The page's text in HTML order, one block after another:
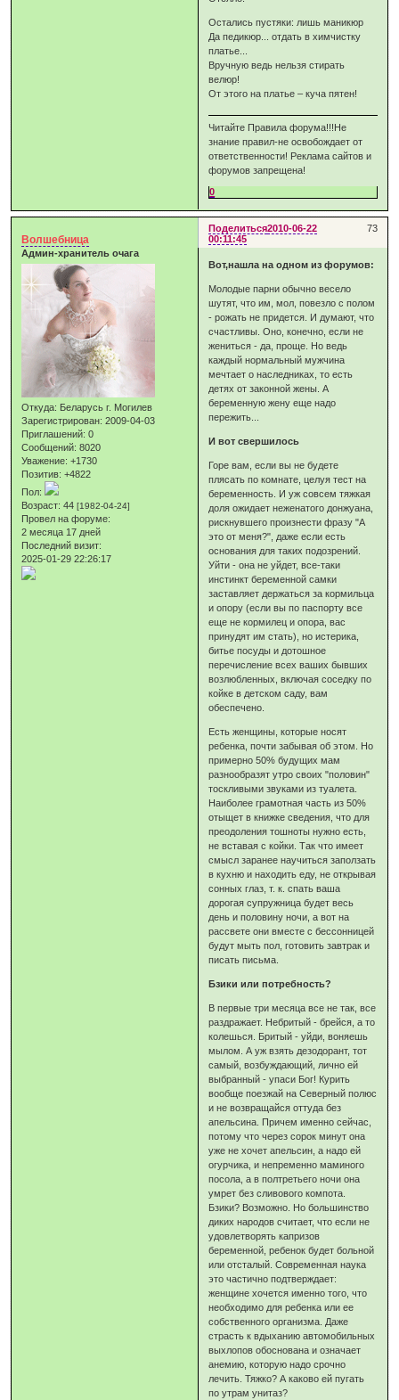
Остались пустяки: лишь маникюр
Да педикюр... отдать в химчистку
платье...
Вручную ведь нельзя стирать
велюр!
От этого на платье – куча пятен!
Читайте Правила форума!!!Не
знание правил-не освобождает от
ответственности! Реклама сайтов и
форумов запрещена!
0
Поделиться 73
2010-06-22
00:11:45
Волшебница
Админ-хранитель очага
Откуда: Беларусь г. Могилев
Зарегистрирован: 2009-04-03
Приглашений: 0
Сообщений: 8020
Уважение: +1730
Позитив: +4822
Пол:
Возраст: 44[1982-04-24]
Провел на форуме:
2 месяца 17 дней
Последний визит:
2025-01-29 22:26:17
Вот,нашла на одном из форумов:
Молодые парни обычно весело
шутят, что им, мол, повезло с полом
- рожать не придется. И думают, что
счастливы. Оно, конечно, если не
жениться - да, проще. Но ведь
каждый нормальный мужчина
мечтает о наследниках, то есть
детях от законной жены. А
беременную жену еще надо
пережить...
И вот свершилось
Горе вам, если вы не будете
плясать по комнате, целуя тест на
беременность. И уж совсем тяжкая
доля ожидает неженатого донжуана,
рискнувшего произнести фразу "А
это от меня?", даже если есть
основания для таких подозрений.
Уйти - она не уйдет, все-таки
инстинкт беременной самки
заставляет держаться за кормильца
и опору (если вы по паспорту все
еще не кормилец и опора, вас
принудят им стать), но истерика,
битье посуды и дотошное
перечисление всех ваших бывших
возлюбленных, включая соседку по
койке в детском саду, вам
обеспечено.
Есть женщины, которые носят
ребенка, почти забывая об этом. Но
примерно 50% будущих мам
разнообразят утро своих "половин"
тоскливыми звуками из туалета.
Наиболее грамотная часть из 50%
отыщет в книжке сведения, что для
преодоления тошноты нужно есть,
не вставая с койки. Так что имеет
смысл заранее научиться заползать
в кухню и находить еду, не открывая
сонных глаз, т. к. спать ваша
дорогая супружница будет весь
день и половину ночи, а вот на
рассвете они вместе с бессонницей
будут мыть пол, готовить завтрак и
писать письма.
Бзики или потребность?
В первые три месяца все не так, все
раздражает. Небритый - брейся, а то
колешься. Бритый - уйди, воняешь
мылом. А уж взять дезодорант, тот
самый, возбуждающий, лично ей
выбранный - упаси Бог! Курить
вообще поезжай на Северный полюс
и не возвращайся оттуда без
апельсина. Причем именно сейчас,
потому что через сорок минут она
уже не хочет апельсин, а надо ей
огурчика, и непременно маминого
посола, а в полтретьего ночи она
умрет без сливового компота.
Бзики? Возможно. Но большинство
диких народов считает, что если не
удовлетворять капризов
беременной, ребенок будет больной
или отсталый. Современная наука
это частично подтверждает:
женщине хочется именно того, что
необходимо для ребенка или ее
собственного организма. Даже
страсть к вдыханию автомобильных
выхлопов обоснована и означает
анемию, которую надо срочно
лечить. Тяжко? А каково ей пугать
по утрам унитаз?